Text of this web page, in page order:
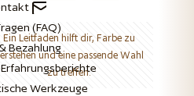
Ein Leitfaden hilft dir, Farbe zu
und eine passende Wahl
zu treffen.
(FAQ)
Bezahlung
Werkzeuge